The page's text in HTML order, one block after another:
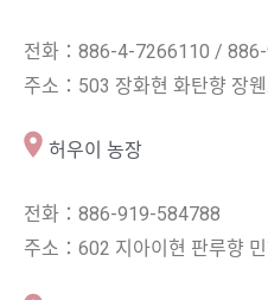
전화：886-4-7266110 /
주소：503 장화현 화탄향 장
허우이 농장
전화：886-919-584788
주소：602 지아이현 판루향